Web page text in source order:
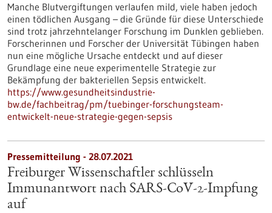
Manche Blutvergiftungen verlaufen mild, viele haben jedoch
einen tödlichen Ausgang – die Gründe für diese Unterschiede
sind trotz jahrzehntelanger Forschung im Dunklen geblieben.
Forscherinnen und Forscher der Universität Tübingen haben
nun eine mögliche Ursache entdeckt und auf dieser
Grundlage eine neue experimentelle Strategie zur
Bekämpfung der bakteriellen Sepsis entwickelt.
https://www.gesundheitsindustrie-
bw.de/fachbeitrag/pm/tuebinger-forschungsteam-
entwickelt-neue-strategie-gegen-sepsis
Pressemitteilung - 28.07.2021
Freiburger Wissenschaftler schlüsseln
Immunantwort nach SARS-CoV-2-Impfung
auf